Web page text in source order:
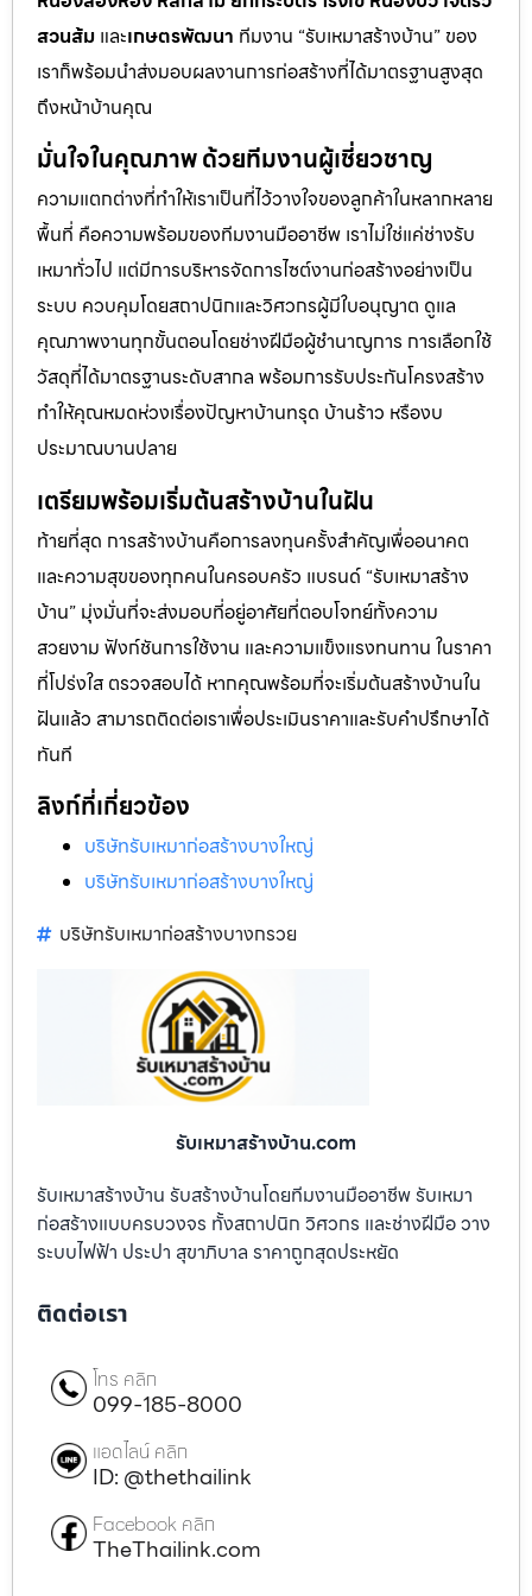
สวนส้ม และเกษตรพัฒนา ทีมงาน “รับเหมาสร้างบ้าน” ของ
เราก็พร้อมนำส่งมอบผลงานการก่อสร้างที่ได้มาตรฐานสูงสุด
ถึงหน้าบ้านคุณ
มั่นใจในคุณภาพ ด้วยทีมงานผู้เชี่ยวชาญ
ความแตกต่างที่ทำให้เราเป็นที่ไว้วางใจของลูกค้าในหลากหลาย
พื้นที่ คือความพร้อมของทีมงานมืออาชีพ เราไม่ใช่แค่ช่างรับ
เหมาทั่วไป แต่มีการบริหารจัดการไซต์งานก่อสร้างอย่างเป็น
ระบบ ควบคุมโดยสถาปนิกและวิศวกรผู้มีใบอนุญาต ดูแล
คุณภาพงานทุกขั้นตอนโดยช่างฝีมือผู้ชำนาญการ การเลือกใช้
วัสดุที่ได้มาตรฐานระดับสากล พร้อมการรับประกันโครงสร้าง
ทำให้คุณหมดห่วงเรื่องปัญหาบ้านทรุด บ้านร้าว หรืองบ
ประมาณบานปลาย
เตรียมพร้อมเริ่มต้นสร้างบ้านในฝัน
ท้ายที่สุด การสร้างบ้านคือการลงทุนครั้งสำคัญเพื่ออนาคต
และความสุขของทุกคนในครอบครัว แบรนด์ “รับเหมาสร้าง
บ้าน” มุ่งมั่นที่จะส่งมอบที่อยู่อาศัยที่ตอบโจทย์ทั้งความ
สวยงาม ฟังก์ชันการใช้งาน และความแข็งแรงทนทาน ในราคา
ที่โปร่งใส ตรวจสอบได้ หากคุณพร้อมที่จะเริ่มต้นสร้างบ้านใน
ฝันแล้ว สามารถติดต่อเราเพื่อประเมินราคาและรับคำปรึกษาได้
ทันที
ลิงก์ที่เกี่ยวข้อง
บริษัทรับเหมาก่อสร้างบางใหญ่
บริษัทรับเหมาก่อสร้างบางใหญ่
บริษัทรับเหมาก่อสร้างบางกรวย
รับเหมาสร้างบ้าน.com
รับเหมาสร้างบ้าน รับสร้างบ้านโดยทีมงานมืออาชีพ รับเหมา
ก่อสร้างแบบครบวงจร ทั้งสถาปนิก วิศวกร และช่างฝีมือ วาง
ระบบไฟฟ้า ประปา สุขาภิบาล ราคาถูกสุดประหยัด
ติดต่อเรา
โทร คลิก
099-185-8000
แอดไลน์ คลิก
ID: @thethailink
Facebook คลิก
TheThailink.com